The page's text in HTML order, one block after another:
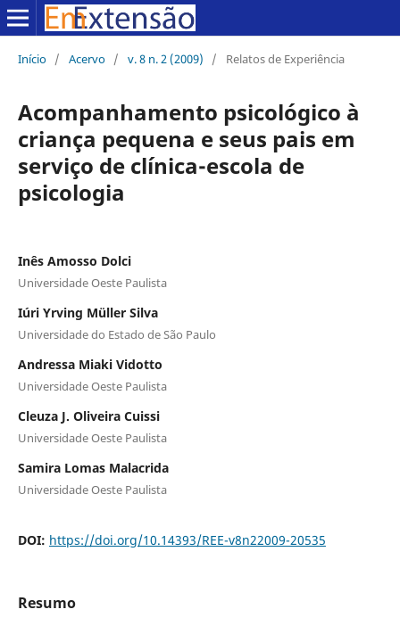
Início / Acervo / v. 8 n. 2 (2009) / Relatos de Experiência
Acompanhamento psicológico à
criança pequena e seus pais em
serviço de clínica-escola de
psicologia
Inês Amosso Dolci
Universidade Oeste Paulista
Iúri Yrving Müller Silva
Universidade do Estado de São Paulo
Andressa Miaki Vidotto
Universidade Oeste Paulista
Cleuza J. Oliveira Cuissi
Universidade Oeste Paulista
Samira Lomas Malacrida
Universidade Oeste Paulista
DOI: https://doi.org/10.14393/REE-v8n22009-20535
Resumo